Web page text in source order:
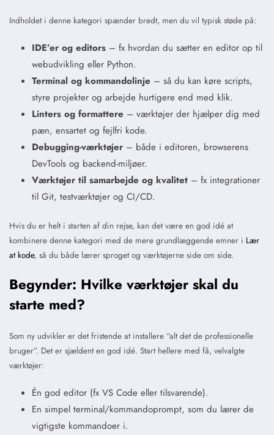
Indholdet i denne kategori spænder bredt, men du vil typisk støde på:
IDE’er og editors– fx hvordan du sætter en editor op til
webudvikling eller Python.
Terminal og kommandolinje – så du kan køre scripts,
styre projekter og arbejde hurtigere end med klik.
Linters og formattere – værktøjer der hjælper dig med
pæn, ensartet og fejlfri kode.
Debugging-værktøjer– både i editoren, browserens
DevTools og backend-miljøer.
Værktøjer til samarbejde og kvalitet– fx integrationer
til Git, testværktøjer og CI/CD.
Hvis du er helt i starten af din rejse, kan det være en god idé at
kombinere denne kategori med de mere grundlæggende emner i Lær
at kode, så du både lærer sproget og værktøjerne side om side.
Begynder: Hvilke værktøjer skal du
starte med?
Som ny udvikler er det fristende at installere “alt det de professionelle
bruger”. Det er sjældent en god idé. Start hellere med få, velvalgte
værktøjer:
Én god editor (fx VS Code eller tilsvarende).
En simpel terminal/kommandoprompt, som du lærer de
vigtigste kommandoer i.